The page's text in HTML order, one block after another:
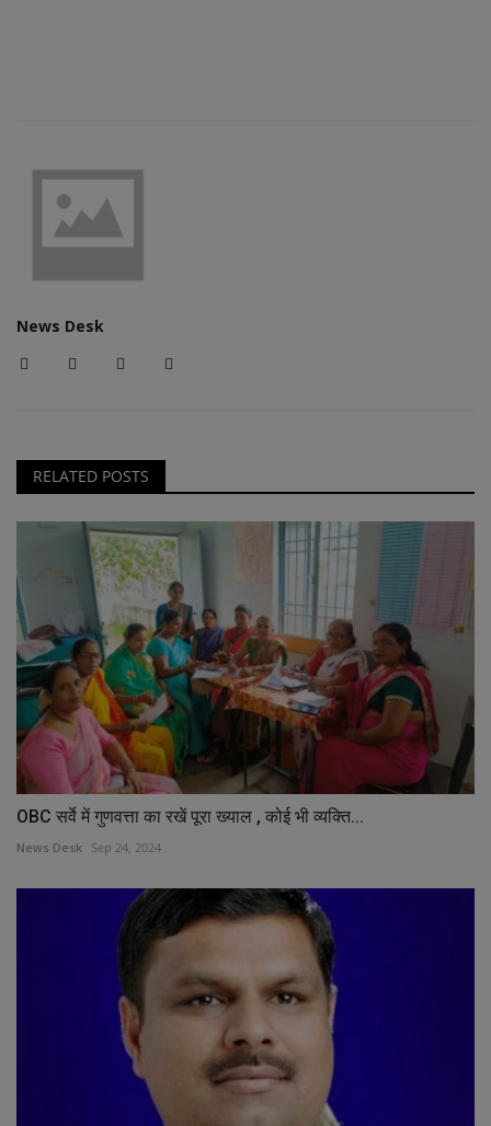
News Desk
RELATED POSTS
OBC सर्वे में गुणवत्ता का रखें पूरा ख्याल , कोई भी व्यक्ति...
News Desk Sep 24, 2024